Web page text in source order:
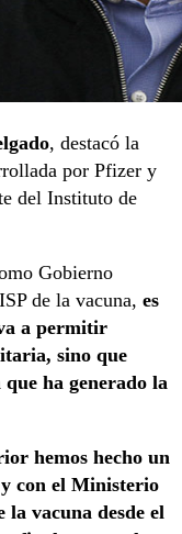
, destacó la
por Pfizer y
del Instituto de
Gobierno
de la vacuna, es
a permitir
sino que
ha generado la
hemos hecho un
con el Ministerio
vacuna desde el